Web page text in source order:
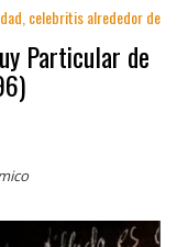
celebritis alrededor de
Particular de